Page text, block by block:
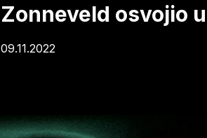
Zonneveld osvojio
09.11.2022